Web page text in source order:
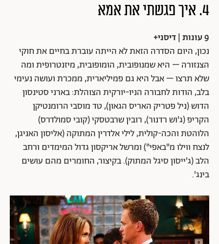
4. איך פגשתי את אמא
9 עונות | דיסני+
נכון, היום הסדרה הזאת לא הייתה עוברת בחיים את חוקי
הצנזורה – היא שמנופובית, הומופובית, מיזנטרופית ומה
שלא תרצו – אבל היא גם פמיליארית, ממכרת ועושה נעימי
בלב, הודות לחבורה הניו-יורקית הצוהלת: בארני סטינסון
הדוש (ניל פטריק האריס הגאון), טד מוסבי הרומנטיקן
הקריפ (ג'וש רדנור), רובין שרבטסקי (קובי סמולדרס)
הלוהטת והכה-קולית, לילי אלדרין המתוקה (אליסון האניגן,
לנצח ווילו מ"באפי") ומרשל אריקסון גדול המימדים ורחב
הלב (ג'ייסון סיגל המתוק). בקיצור, החומרים מהם עושים
בינג'.